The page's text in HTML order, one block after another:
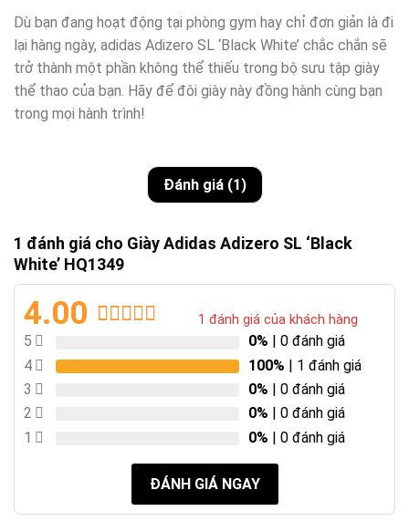
Dù bạn đang hoạt động tại phòng gym hay chỉ đơn giản là đi
lại hàng ngày, adidas Adizero SL ‘Black White’ chắc chắn sẽ
trở thành một phần không thể thiếu trong bộ sưu tập giày
thể thao của bạn. Hãy để đôi giày này đồng hành cùng bạn
trong mọi hành trình!
Đánh giá (1)
1 đánh giá cho Giày Adidas Adizero SL ‘Black
White’ HQ1349
4.00
5 dựa
1 đánh giá của khách hàng
5 0% | 0 đánh giá
4
100% | 1 đánh giá
3
0% | 0 đánh giá
2
0% | 0 đánh giá
1
0% | 0 đánh giá
ĐÁNH GIÁ NGAY